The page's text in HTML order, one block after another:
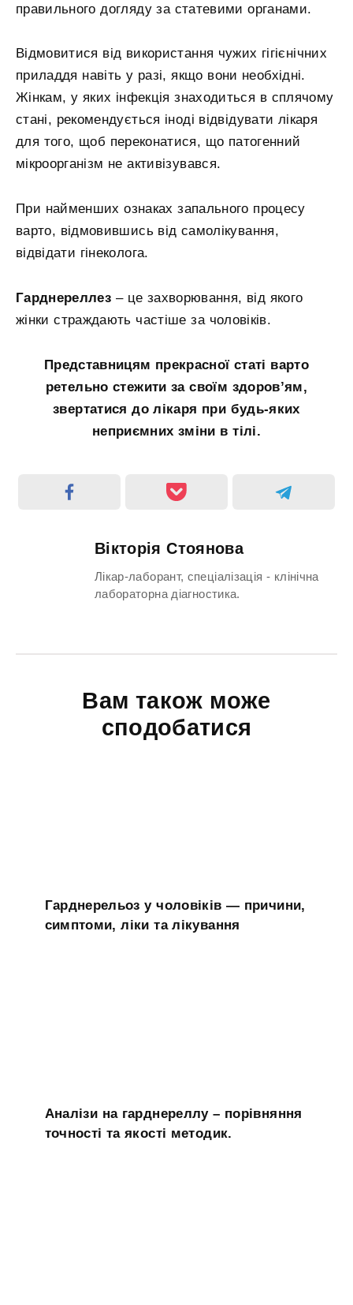
правильного догляду за статевими органами.
Відмовитися від використання чужих гігієнічних
приладдя навіть у разі, якщо вони необхідні.
Жінкам, у яких інфекція знаходиться в сплячому
стані, рекомендується іноді відвідувати лікаря
для того, щоб переконатися, що патогенний
мікроорганізм не активізувався.
При найменших ознаках запального процесу
варто, відмовившись від самолікування,
відвідати гінеколога.
Гарднереллез – це захворювання, від якого
жінки страждають частіше за чоловіків.
Представницям прекрасної статі варто
ретельно стежити за своїм здоров’ям,
звертатися до лікаря при будь-яких
неприємних зміни в тілі.
Вікторія Стоянова
Лікар-лаборант, спеціалізація - клінічна
лабораторна діагностика.
Вам також може
сподобатися
Гарднерельоз у чоловіків — причини,
симптоми, ліки та лікування
Аналізи на гарднереллу – порівняння
точності та якості методик.